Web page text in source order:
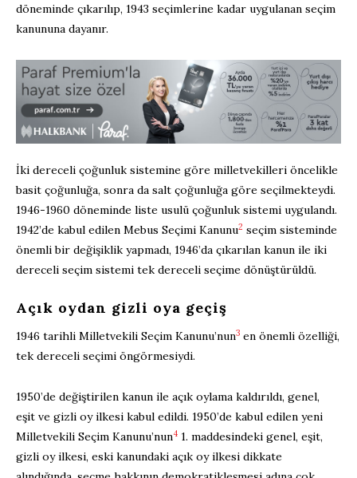
döneminde çıkarılıp, 1943 seçimlerine kadar uygulanan seçim
kanununa dayanır.
İki dereceli çoğunluk sistemine göre milletvekilleri öncelikle
basit çoğunluğa, sonra da salt çoğunluğa göre seçilmekteydi.
1946-1960 döneminde liste usulü çoğunluk sistemi uygulandı.
1942’de kabul edilen Mebus Seçimi Kanunu2 seçim sisteminde
önemli bir değişiklik yapmadı, 1946’da çıkarılan kanun ile iki
dereceli seçim sistemi tek dereceli seçime dönüştürüldü.
Açık oydan gizli oya geçiş
1946 tarihli Milletvekili Seçim Kanunu’nun3 en önemli özelliği,
tek dereceli seçimi öngörmesiydi.
1950’de değiştirilen kanun ile açık oylama kaldırıldı, genel,
eşit ve gizli oy ilkesi kabul edildi. 1950’de kabul edilen yeni
Milletvekili Seçim Kanunu’nun4 1. maddesindeki genel, eşit,
gizli oy ilkesi, eski kanundaki açık oy ilkesi dikkate